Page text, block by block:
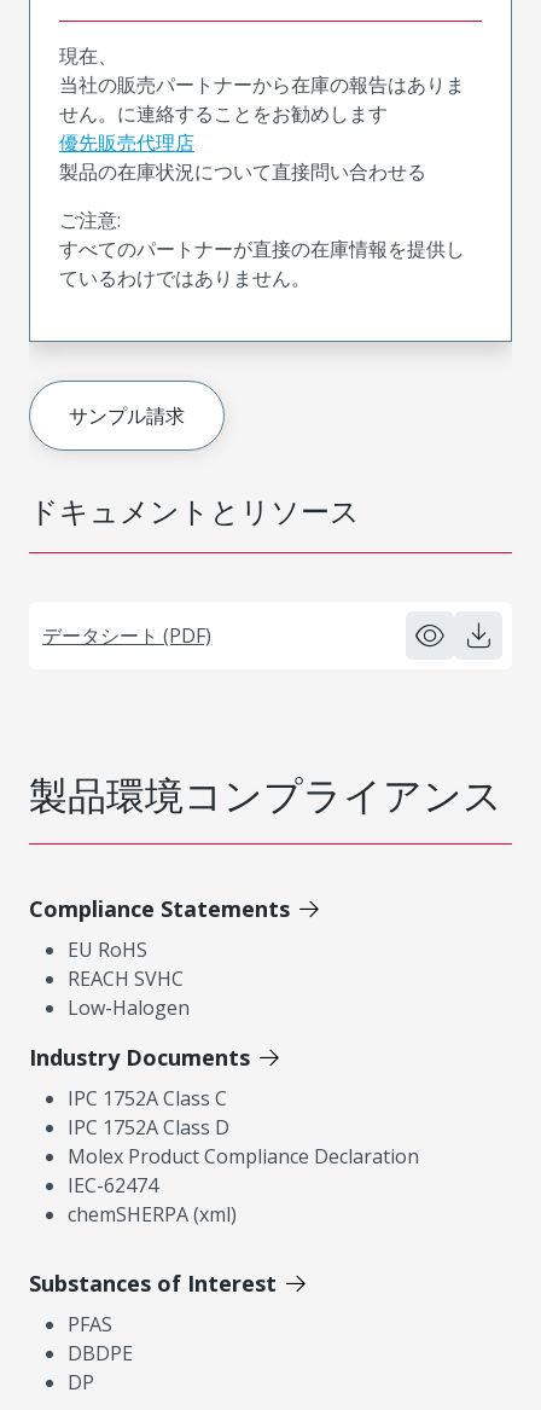
ドキュメントとリソース
データシート (PDF)
現在、
当社の販売パートナーから在庫の報告はありま
せん。に連絡することをお勧めします
優先販売代理店
製品の在庫状況について直接問い合わせる
ご注意:
すべてのパートナーが直接の在庫情報を提供し
ているわけではありません。
サンプル請求
製品環境コンプライアンス
Compliance Statements
EU RoHS
REACH SVHC
Low-Halogen
Industry Documents
IPC 1752A Class C
IPC 1752A Class D
Molex Product Compliance Declaration
IEC-62474
chemSHERPA (xml)
Substances of Interest
PFAS
DBDPE
DP